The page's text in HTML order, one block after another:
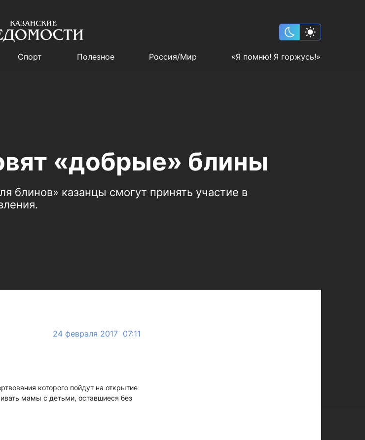
Спорт Полезное Россия/Мир «Я помню! Я горжусь!»
«добрые» блины
блинов» казанцы смогут принять участие в
24 февраля 2017 07:11
которого пойдут на открытие
мамы с детьми, оставшиеся без